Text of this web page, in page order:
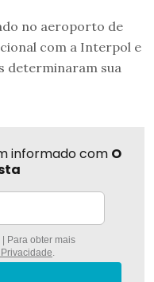
no aeroporto de
com a Interpol e
determinaram sua
informado com O
Para obter mais
.